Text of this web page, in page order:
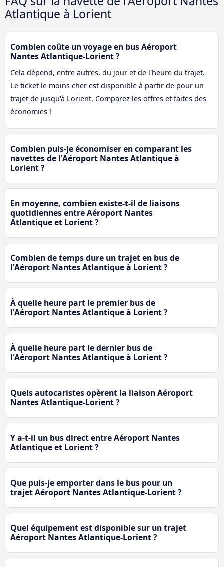
Atlantique à Lorient
Combien coûte un voyage en bus Aéroport
Nantes Atlantique-Lorient ?
Cela dépend, entre autres, du jour et de l'heure du trajet.
Le ticket le moins cher est disponible à partir de pour un
trajet de jusqu'à Lorient. Comparez les offres et faites des
économies !
Combien puis-je économiser en comparant les
navettes de l'Aéroport Nantes Atlantique à
Lorient ?
En moyenne, combien existe-t-il de liaisons
quotidiennes entre Aéroport Nantes
Atlantique et Lorient ?
Combien de temps dure un trajet en bus de
l'Aéroport Nantes Atlantique à Lorient ?
À quelle heure part le premier bus de
l'Aéroport Nantes Atlantique à Lorient ?
À quelle heure part le dernier bus de
l'Aéroport Nantes Atlantique à Lorient ?
Quels autocaristes opèrent la liaison Aéroport
Nantes Atlantique-Lorient ?
Y a-t-il un bus direct entre Aéroport Nantes
Atlantique et Lorient ?
Que puis-je emporter dans le bus pour un
trajet Aéroport Nantes Atlantique-Lorient ?
Quel équipement est disponible sur un trajet
Aéroport Nantes Atlantique-Lorient ?